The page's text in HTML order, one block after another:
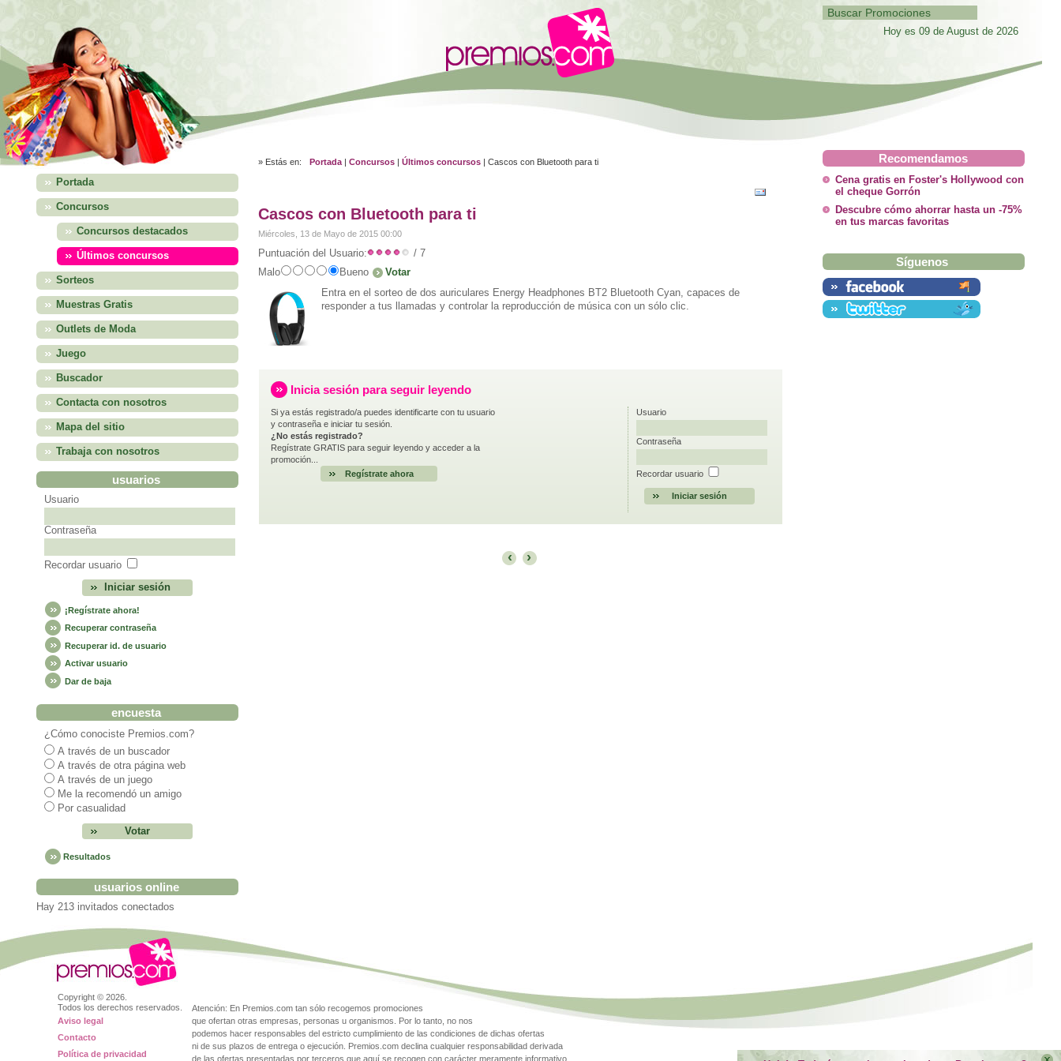
Portada
Concursos
Concursos destacados
Últimos concursos
Sorteos
Muestras Gratis
Outlets de Moda
Juego
Buscador
Contacta con nosotros
Mapa del sitio
Trabaja con nosotros
usuarios
Usuario
Contraseña
Recordar usuario
¡Regístrate ahora!
Recuperar contraseña
Recuperar id. de usuario
Activar usuario
Dar de baja
encuesta
¿Cómo conociste Premios.com?
A través de un buscador
A través de otra página web
A través de un juego
Me la recomendó un amigo
Por casualidad
Resultados
usuarios online
Hay 213 invitados conectados
Hoy es 09 de August de 2026
» Estás en: Portada |Concursos |Últimos concursos | Cascos con Bluetooth para ti
Cascos con Bluetooth para ti
Miércoles, 13 de Mayo de 2015 00:00
Puntuación del Usuario:
/ 7
Malo
Bueno
Entra en el sorteo de dos auriculares Energy Headphones BT2 Bluetooth Cyan, capaces de
responder a tus llamadas y controlar la reproducción de música con un sólo clic.
Inicia sesión para seguir leyendo
Si ya estás registrado/a puedes identificarte con tu usuario
y contraseña e iniciar tu sesión.
Usuario
Contraseña
Recordar usuario
¿No estás registrado?
Regístrate GRATIS para seguir leyendo y acceder a la
promoción...
Regístrate ahora
‹ ›
Recomendamos
Cena gratis en Foster's Hollywood con
el cheque Gorrón
Descubre cómo ahorrar hasta un -75%
en tus marcas favoritas
Síguenos
Copyright © 2026.
Todos los derechos reservados.
Aviso legal
Contacto
Política de privacidad
Atención: En Premios.com tan sólo recogemos promociones
que ofertan otras empresas, personas u organismos. Por lo tanto, no nos
podemos hacer responsables del estricto cumplimiento de las condiciones de dichas ofertas
ni de sus plazos de entrega o ejecución. Premios.com declina cualquier responsabilidad derivada
de las ofertas presentadas por terceros que aquí se recogen con carácter meramente informativo.